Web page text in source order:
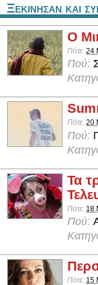
Ξεκινησαν και
Ο
Πότε: 24
Πού:
Πότε: 20
Πού:
Τα
Πότε: 18
Πού:
Πότε: 15